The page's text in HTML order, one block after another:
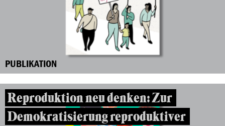
PUBLIKATION
Reproduktion neu denken: Zur
Demokratisierung reproduktiver